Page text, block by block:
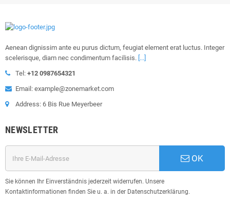
Aenean dignissim ante eu purus dictum, feugiat element erat luctus. Integer
scelerisque, diam nec condimentum facilisis. [...]
Tel: +12 0987654321
Email: example@zonemarket.com
Address: 6 Bis Rue Meyerbeer
NEWSLETTER
OK
Sie können Ihr Einverständnis jederzeit widerrufen. Unsere
Kontaktinformationen finden Sie u. a. in der Datenschutzerklärung.